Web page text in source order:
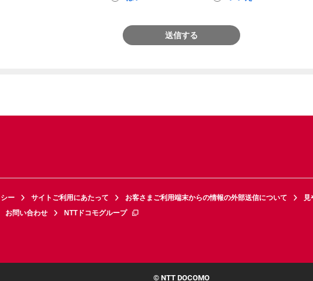
送信する
ー サイトご利用にあたって お客さまご利用端末からの情報の外部送信について
見
お問い合わせ NTTドコモグループ
© NTT DOCOMO